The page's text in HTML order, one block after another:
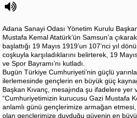
Adana Sanayi Odası Yönetim Kurulu
Mustafa Kemal Atatürk’ün Samsun’a
başlattığı 19 Mayıs 1919’un 107’nci yıl
coşkuyla karşıladıklarını belirterek, 19
ve Spor Bayramı’nı kutladı.
Bugün Türkiye Cumhuriyeti’nin güçlü
ilerlemesinde gençlerin en büyük güç
Başkan Kıvanç, mesajında şu ifadelere yer
“Cumhuriyetimizin kurucusu Gazi Mustafa
anlamlı günü gençlerimize armağan
olan gençlerimize duyduğu güvenin en